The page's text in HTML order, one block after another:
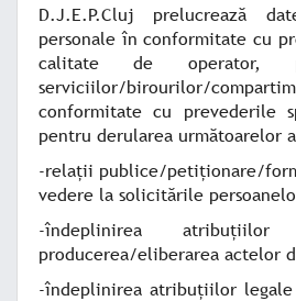
D.J.E.P.Cluj prelucrează
personale în conformitate cu
calitate de operator,
serviciilor/birourilor/
conformitate cu prevederile
pentru derularea următoarelor
-relații publice/petiționare/
vedere la solicitările
-îndeplinirea
producerea/eliberarea actelor
-îndeplinirea atribuțiilor legale